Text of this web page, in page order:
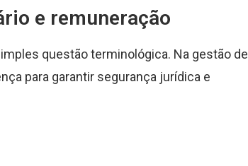
e remuneração
questão terminológica. Na gestão de
para garantir segurança jurídica e